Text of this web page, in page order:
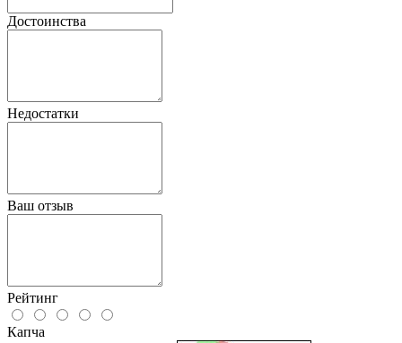
Достоинства
Недостатки
Ваш отзыв
Рейтинг
Капча